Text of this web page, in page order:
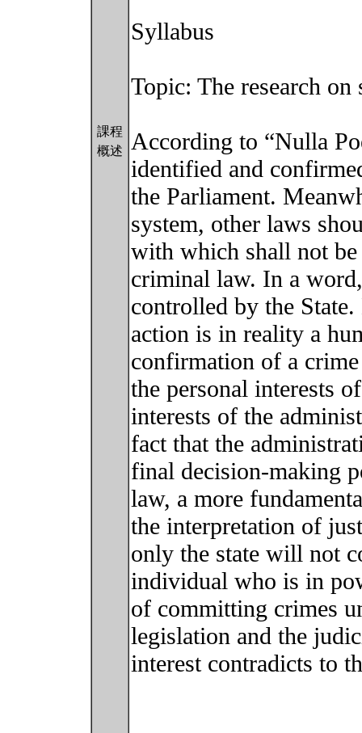
課程
概述
Syllabus
Topic: The research
According to “Nulla
identified and
the Parliament.
system, other laws
with which shall not
criminal law. In a
controlled by the
action is in reality a
confirmation of a
the personal interests
interests of the
fact that the
final decision-making
law, a more
the interpretation of
only the state will not
individual who is in
of committing crimes
legislation and the
interest contradicts to